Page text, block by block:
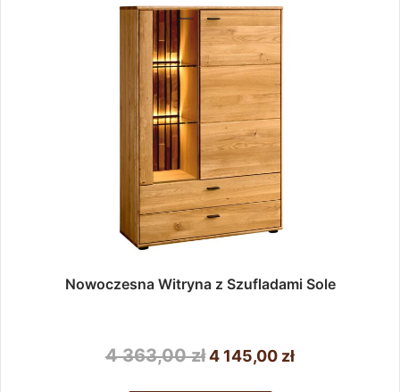
Nowoczesna Witryna z Szufladami Sole
4 363,00zł Pierwotna
4 145,00 złAktualna